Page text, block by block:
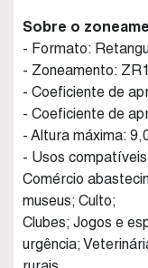
Sobre o
- Formato:
- Zoneamento:
- Coeficiente de
- Coeficiente de
- Altura máxima:
- Usos
Comércio
museus; Culto;
Clubes; Jogos e
urgência;